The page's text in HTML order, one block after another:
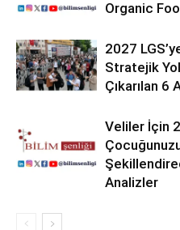
Organic
2027
Stratejik
Çıkarılan 6
Veliler İçin
Analizler